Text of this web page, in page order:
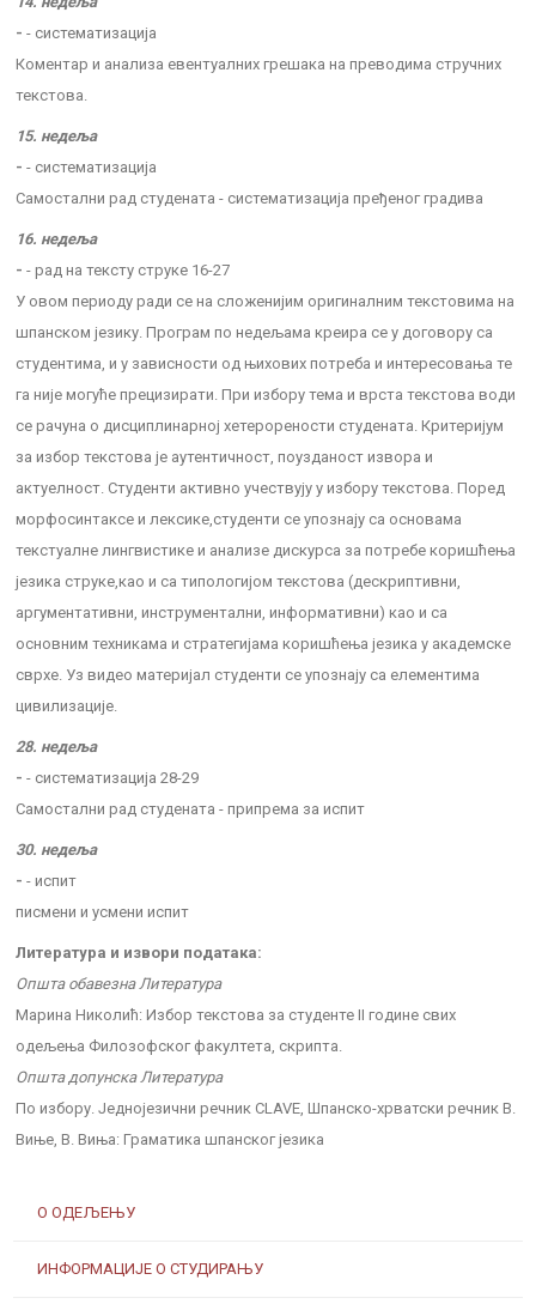
О ОДЕЉЕЊУ
ИНФОРМАЦИЈЕ О СТУДИРАЊУ
- - систематизација
Коментар и анализа евентуалних грешака на преводима стручних
текстова.
15. недеља
- - систематизација
Самостални рад студената - систематизација пређеног градива
16. недеља
- - рад на тексту струке 16-27
У овом периоду ради се на сложенијим оригиналним текстовима на
шпанском језику. Програм по недељама креира се у договору са
студентима, и у зависности од њихових потреба и интересовања те
га није могуће прецизирати. При избору тема и врста текстова води
се рачуна о дисциплинарној хетерорености студената. Критеријум
за избор текстова је аутентичност, поузданост извора и
актуелност. Студенти активно учествују у избору текстова. Поред
морфосинтаксе и лексике,студенти се упознају са основама
текстуалне лингвистике и анализе дискурса за потребе коришћења
језика струке,као и са типологијом текстова (дескриптивни,
аргументативни, инструментални, информативни) као и са
основним техникама и стратегијама коришћења језика у академске
сврхе. Уз видео материјал студенти се упознају са елементима
цивилизације.
28. недеља
- - систематизација 28-29
Самостални рад студената - припрема за испит
30. недеља
- - испит
писмени и усмени испит
Литература и извори података:
Општа обавезна Литература
Марина Николић: Избор текстова за студенте II године свих
одељења Филозофског факултета, скрипта.
Општа допунска Литература
По избору. Једнојезични речник CLAVE, Шпанско-хрватски речник В.
Виње, В. Виња: Граматика шпанског језика